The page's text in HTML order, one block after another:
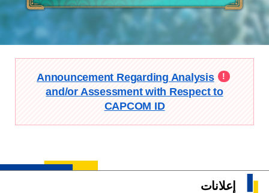
Announcement Regarding Analysis
and/or Assessment with Respect to
CAPCOM ID
إعلانات